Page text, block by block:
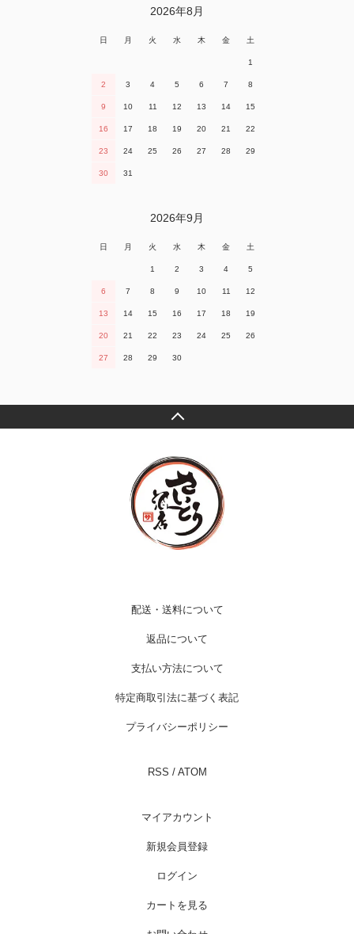
2026年8月
日 月 火 水 木 金 土
1
2 3 4 5 6 7 8
9 10 11 12 13 14 15
16 17 18 19 20 21 22
23 24 25 26 27 28 29
30 31
2026年9月
日 月 火 水 木 金 土
1 2 3 4 5
6 7 8 9 10 11 12
13 14 15 16 17 18 19
20 21 22 23 24 25 26
27 28 29 30
配送・送料について
返品について
支払い方法について
特定商取引法に基づく表記
プライバシーポリシー
RSS / ATOM
マイアカウント
新規会員登録
ログイン
カートを見る